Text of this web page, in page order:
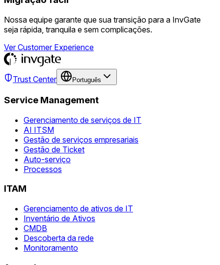
Nossa equipe garante que sua transição para a InvGate
seja rápida, tranquila e sem complicações.
Ver Customer Experience
Trust Center Português
Service Management
Gerenciamento de serviços de IT
AI ITSM
Gestão de serviços empresariais
Gestão de Ticket
Auto-serviço
Processos
ITAM
Gerenciamento de ativos de IT
Inventário de Ativos
CMDB
Descoberta da rede
Monitoramento